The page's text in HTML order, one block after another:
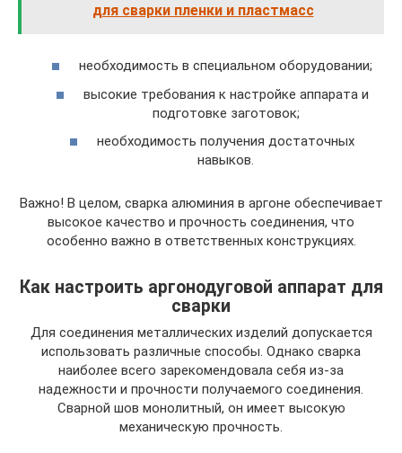
для сварки пленки и пластмасс
необходимость в специальном оборудовании;
высокие требования к настройке аппарата и
подготовке заготовок;
необходимость получения достаточных
навыков.
Важно! В целом, сварка алюминия в аргоне обеспечивает
высокое качество и прочность соединения, что
особенно важно в ответственных конструкциях.
Как настроить аргонодуговой аппарат для
сварки
Для соединения металлических изделий допускается
использовать различные способы. Однако сварка
наиболее всего зарекомендовала себя из-за
надежности и прочности получаемого соединения.
Сварной шов монолитный, он имеет высокую
механическую прочность.